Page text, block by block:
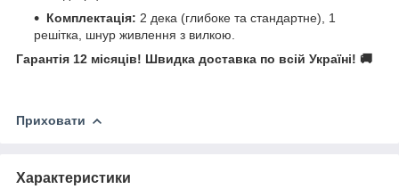
Комплектація: 2 дека (глибоке та стандартне), 1
решітка, шнур живлення з вилкою.
Гарантія 12 місяців! Швидка доставка по всій Україні! 🚚
Приховати
Характеристики